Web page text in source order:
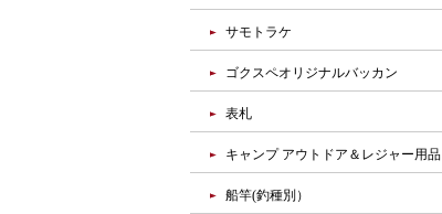
サモトラケ
ゴクスペオリジナルバッカン
表札
キャンプ アウトドア＆レジャー用品
船竿(釣種別）